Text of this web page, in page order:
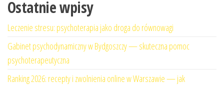
Ostatnie wpisy
Leczenie stresu: psychoterapia jako droga do równowagi
Gabinet psychodynamiczny w Bydgoszczy — skuteczna pomoc
psychoterapeutyczna
Ranking 2026: recepty i zwolnienia online w Warszawie — jak